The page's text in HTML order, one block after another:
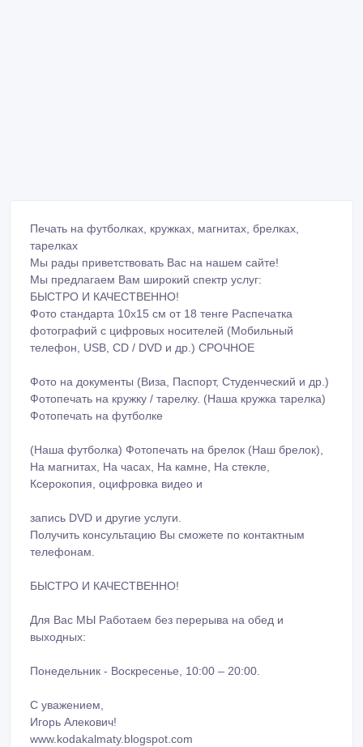
Печать на футболках, кружках, магнитах, брелках,
тарелках
Мы рады приветствовать Вас на нашем сайте!
Мы предлагаем Вам широкий спектр услуг:
БЫСТРО И КАЧЕСТВЕННО!
Фото стандарта 10х15 см от 18 тенге Распечатка
фотографий с цифровых носителей (Мобильный
телефон, USB, CD / DVD и др.) СРОЧНОЕ
Фото на документы (Виза, Паспорт, Студенческий и др.)
Фотопечать на кружку / тарелку. (Наша кружка тарелка)
Фотопечать на футболке
(Наша футболка) Фотопечать на брелок (Наш брелок),
На магнитах, На часах, На камне, На стекле,
Ксерокопия, оцифровка видео и
запись DVD и другие услуги.
Получить консультацию Вы сможете по контактным
телефонам.
БЫСТРО И КАЧЕСТВЕННО!
Для Вас МЫ Работаем без перерыва на обед и
выходных:
Понедельник - Воскресенье, 10:00 – 20:00.
С уважением,
Игорь Алекович!
www.kodakalmaty.blogspot.com